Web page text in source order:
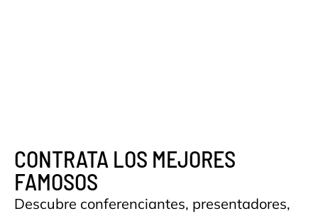
CONTRATA LOS MEJORES
FAMOSOS
Descubre conferenciantes, presentadores,